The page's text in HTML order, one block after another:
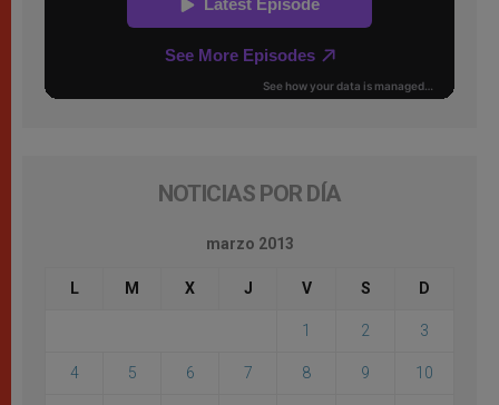
NOTICIAS POR DÍA
marzo 2013
L M X J V S D
1 2 3
4 5 6 7 8 9 10